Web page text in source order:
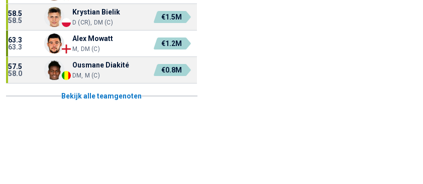
58.5
58.5
Krystian Bielik
D (CR), DM (C)
€1.5M
63.3
63.3
Alex Mowatt
M, DM (C)
€1.2M
57.5
58.0
Ousmane Diakité
DM, M (C)
€0.8M
Bekijk alle teamgenoten